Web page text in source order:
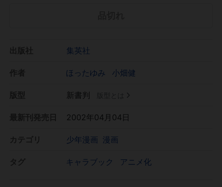
集英社
ほったゆみ 小畑健
新書判
2002年04月04日
少年漫画 漫画
キャラブック アニメ化